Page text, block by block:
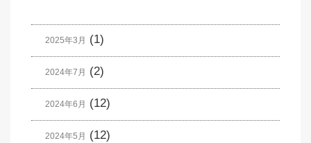
2025年3月 (1)
2024年7月 (2)
2024年6月 (12)
2024年5月 (12)